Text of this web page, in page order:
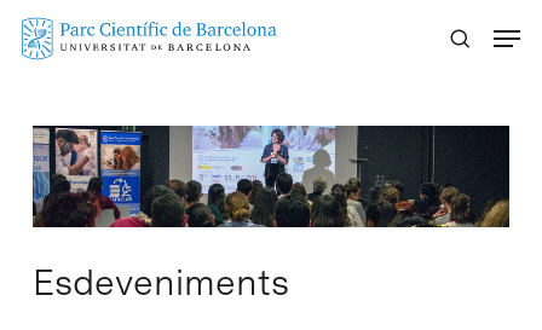
Skip
Esdeveniments